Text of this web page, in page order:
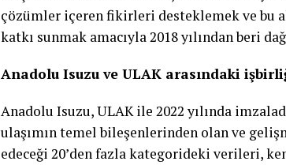
çözümler içeren fikirleri desteklemek ve bu
katkı sunmak amacıyla 2018 yılından beri
Anadolu Isuzu ve ULAK arasındaki
Anadolu Isuzu, ULAK ile 2022 yılında
ulaşımın temel bileşenlerinden olan ve
edeceği 20’den fazla kategorideki verileri,